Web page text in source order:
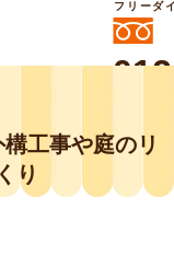
庭づくり業界
り事業部にお
フリーダ
工事や庭のリ
り